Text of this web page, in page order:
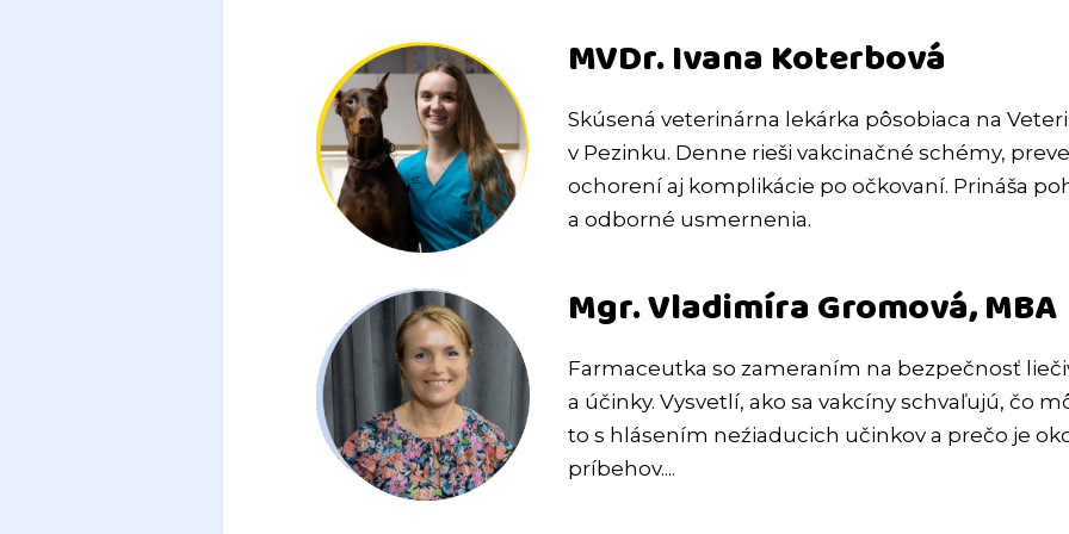
MVDr. Ivana Koterbová
Skúsená veterinárna lekárka pôsobiaca na
v Pezinku. Denne rieši vakcinačné schémy,
ochorení aj komplikácie po očkovaní. Prináša
a odborné usmernenia.
Mgr. Vladimíra Gromová, MBA
Farmaceutka so zameraním na bezpečnosť
a účinky. Vysvetlí, ako sa vakcíny schvaľujú, čo
to s hlásením neźiaducich učinkov a prečo je
príbehov....